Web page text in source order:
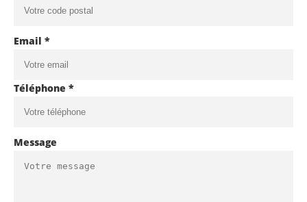
Email *
Téléphone *
Message